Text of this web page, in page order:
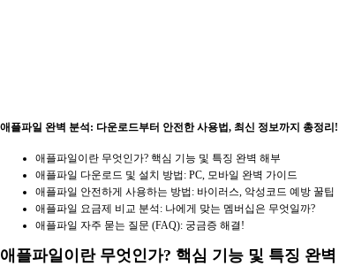
애플파일 완벽 분석: 다운로드부터 안전한 사용법, 최신 정보까지 총정리!
애플파일이란 무엇인가? 핵심 기능 및 특징 완벽 해부
애플파일 다운로드 및 설치 방법: PC, 모바일 완벽 가이드
애플파일 안전하게 사용하는 방법: 바이러스, 악성코드 예방 꿀팁
애플파일 요금제 비교 분석: 나에게 맞는 멤버십은 무엇일까?
애플파일 자주 묻는 질문 (FAQ): 궁금증 해결!
애플파일이란 무엇인가? 핵심 기능 및 특징 완